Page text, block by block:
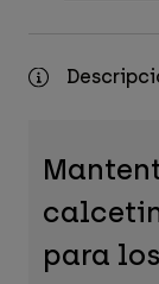
Ver Todo
Ver todo
para